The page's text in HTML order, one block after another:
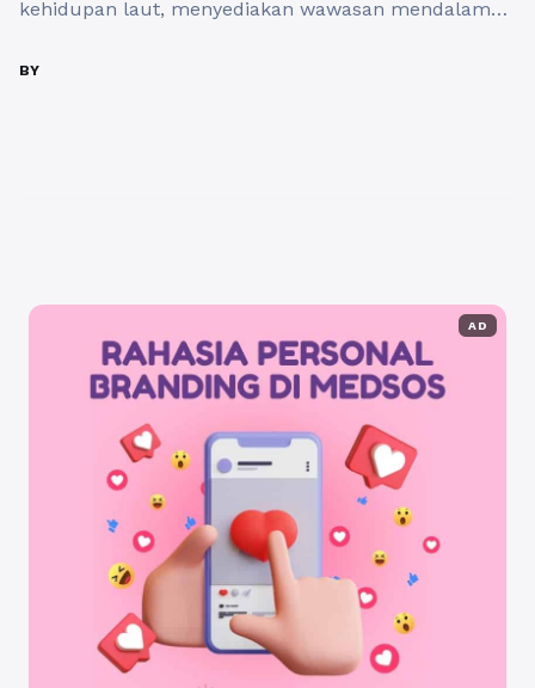
kehidupan laut, menyediakan wawasan mendalam
menawarkan berbagai fitur yang dirancang untuk
BY
AD